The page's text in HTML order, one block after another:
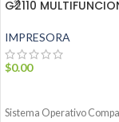
G2110
IMPRESORA
$0.00
Sistema Operativo